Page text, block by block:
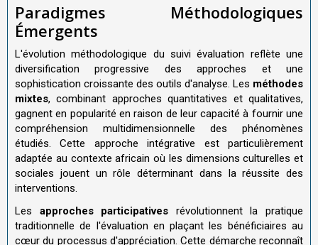
Paradigmes Méthodologiques
Émergents
L'évolution méthodologique du suivi évaluation reflète une
diversification progressive des approches et une
sophistication croissante des outils d'analyse. Les méthodes
mixtes, combinant approches quantitatives et qualitatives,
gagnent en popularité en raison de leur capacité à fournir une
compréhension multidimensionnelle des phénomènes
étudiés. Cette approche intégrative est particulièrement
adaptée au contexte africain où les dimensions culturelles et
sociales jouent un rôle déterminant dans la réussite des
interventions.
Les approches participatives révolutionnent la pratique
traditionnelle de l'évaluation en plaçant les bénéficiaires au
cœur du processus d'appréciation. Cette démarche reconnaît